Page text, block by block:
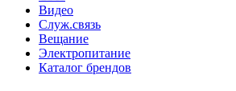
Видео
Служ.связь
Вещание
Электропитание
Каталог брендов